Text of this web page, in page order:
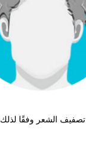
تصفيف الشعر وفقًا لذلك